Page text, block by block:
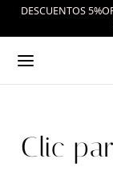
DESCUENTOS
Clic